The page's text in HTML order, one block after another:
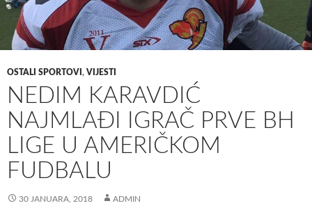
OSTALI SPORTOVI , VIJESTI
NEDIM KARAVDIĆ
NAJMLAĐI IGRAČ PRVE BH
LIGE U AMERIČKOM
FUDBALU
30 JANUARA, 2018 ADMIN